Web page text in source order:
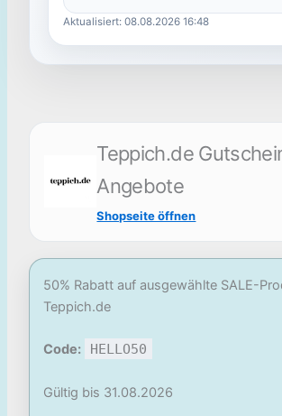
Aktualisiert: 08.08.2026 16:48
Teppich.de
Angebote
Shopseite öffnen
50% Rabatt auf ausgewählte SALE-
Teppich.de
Code: HELLO50
Gültig bis 31.08.2026